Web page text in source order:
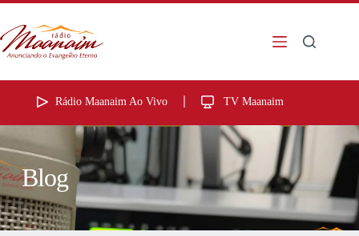
Rádio Maanaim Ao Vivo TV Maanaim
Blog